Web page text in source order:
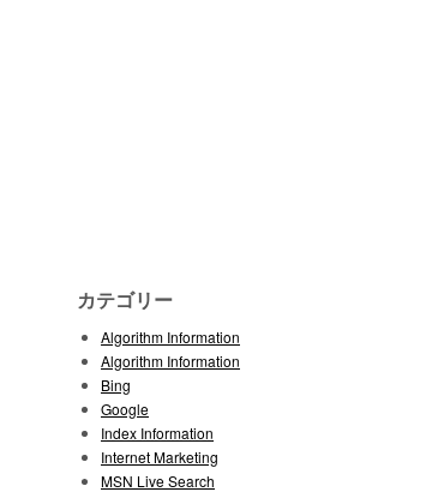
カテゴリー
Algorithm Information
Algorithm Information
Bing
Google
Index Information
Internet Marketing
MSN Live Search